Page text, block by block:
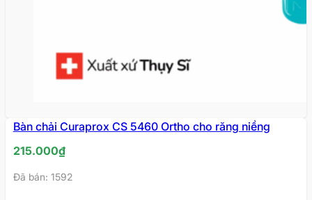
Bàn chải Curaprox CS 5460 Ortho cho răng niềng
215.000₫
Đã bán: 1592